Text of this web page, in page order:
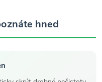
hned